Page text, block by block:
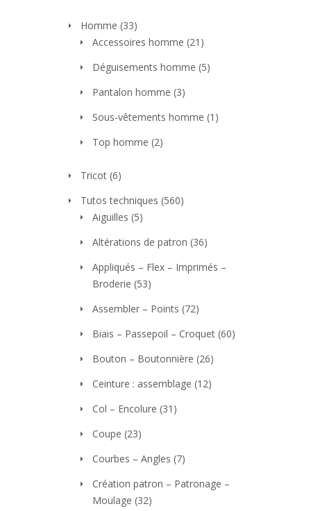
Homme (33)
Accessoires homme (21)
Déguisements homme (5)
Pantalon homme (3)
Sous-vêtements homme (1)
Top homme (2)
Tricot (6)
Tutos techniques (560)
Aiguilles (5)
Altérations de patron (36)
Appliqués – Flex – Imprimés –
Broderie (53)
Assembler – Points (72)
Biais – Passepoil – Croquet (60)
Bouton – Boutonnière (26)
Ceinture : assemblage (12)
Col – Encolure (31)
Coupe (23)
Courbes – Angles (7)
Création patron – Patronage –
Moulage (32)